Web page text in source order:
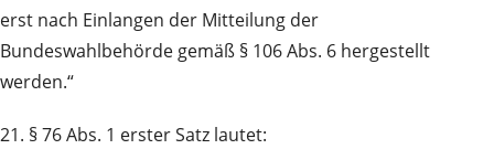
erst nach Einlangen der Mitteilung der
Bundeswahlbehörde gemäß § 106 Abs. 6 hergestellt
werden.“
21. § 76 Abs. 1 erster Satz lautet: